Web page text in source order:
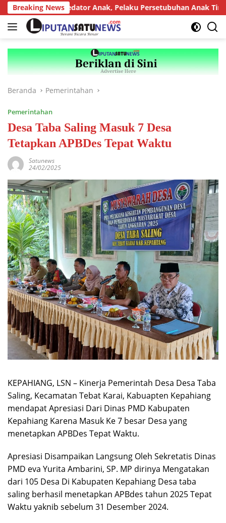
Langsung
ke
konten
Breaking News
bagi Predator Anak, Pelaku Persetubuhan Anak Tiri Dituntut
Beranda Pemerintahan
Pemerintahan
Desa Taba Saling Masuk 7 Desa
Tetapkan APBDes Tepat Waktu
Satunews
24/02/2025
KEPAHIANG, LSN – Kinerja Pemerintah Desa Desa Taba
Saling, Kecamatan Tebat Karai, Kabuapten Kepahiang
mendapat Apresiasi Dari Dinas PMD Kabupaten
Kepahiang Karena Masuk Ke 7 besar Desa yang
menetapkan APBDes Tepat Waktu.
Apresiasi Disampaikan Langsung Oleh Sekretatis Dinas
PMD eva Yurita Ambarini, SP. MP dirinya Mengatakan
dari 105 Desa Di Kabupaten Kepahiang Desa taba
saling berhasil menetapkan APBdes tahun 2025 Tepat
Waktu yaknib sebelum 31 Desember 2024.